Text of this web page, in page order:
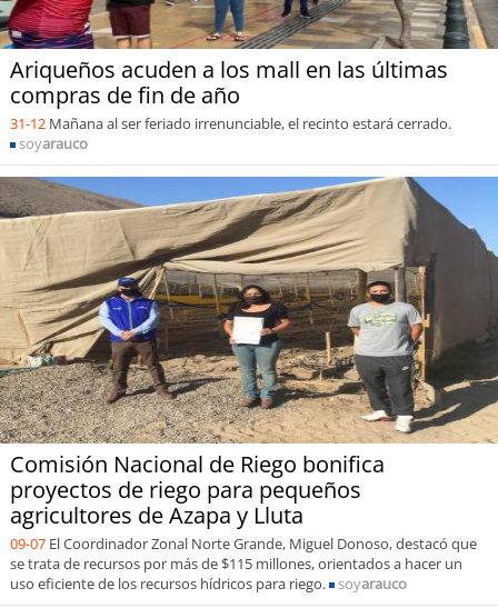
Ariqueños acuden a los mall en las últimas
compras de fin de año
31-12 Mañana al ser feriado irrenunciable, el recinto estará cerrado.
soyarauco
Comisión Nacional de Riego bonifica
proyectos de riego para pequeños
agricultores de Azapa y Lluta
09-07 El Coordinador Zonal Norte Grande, Miguel Donoso, destacó que
se trata de recursos por más de $115 millones, orientados a hacer un
uso eficiente de los recursos hídricos para riego.
soyarauco